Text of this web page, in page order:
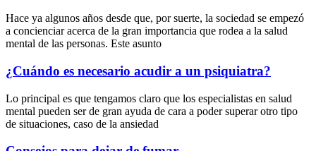
Hace ya algunos años desde que, por suerte, la sociedad se empezó
a concienciar acerca de la gran importancia que rodea a la salud
mental de las personas. Este asunto
¿Cuándo es necesario acudir a un psiquiatra?
Lo principal es que tengamos claro que los especialistas en salud
mental pueden ser de gran ayuda de cara a poder superar otro tipo
de situaciones, caso de la ansiedad